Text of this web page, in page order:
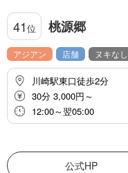
41位 桃源郷
アジアン 店舗 ヌキなし
川崎駅東口徒歩2分
30分 3,000円～
12:00～翌05:00
公式HP